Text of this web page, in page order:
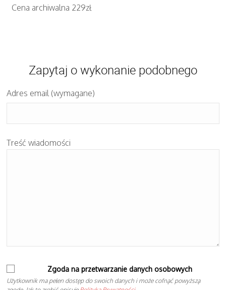
Cena archiwalna 229zł
Zapytaj o wykonanie podobnego
Adres email (wymagane)
Treść wiadomości
Zgoda na przetwarzanie danych osobowych
Użytkownik ma pełen dostęp do swoich danych i może cofnąć powyższą